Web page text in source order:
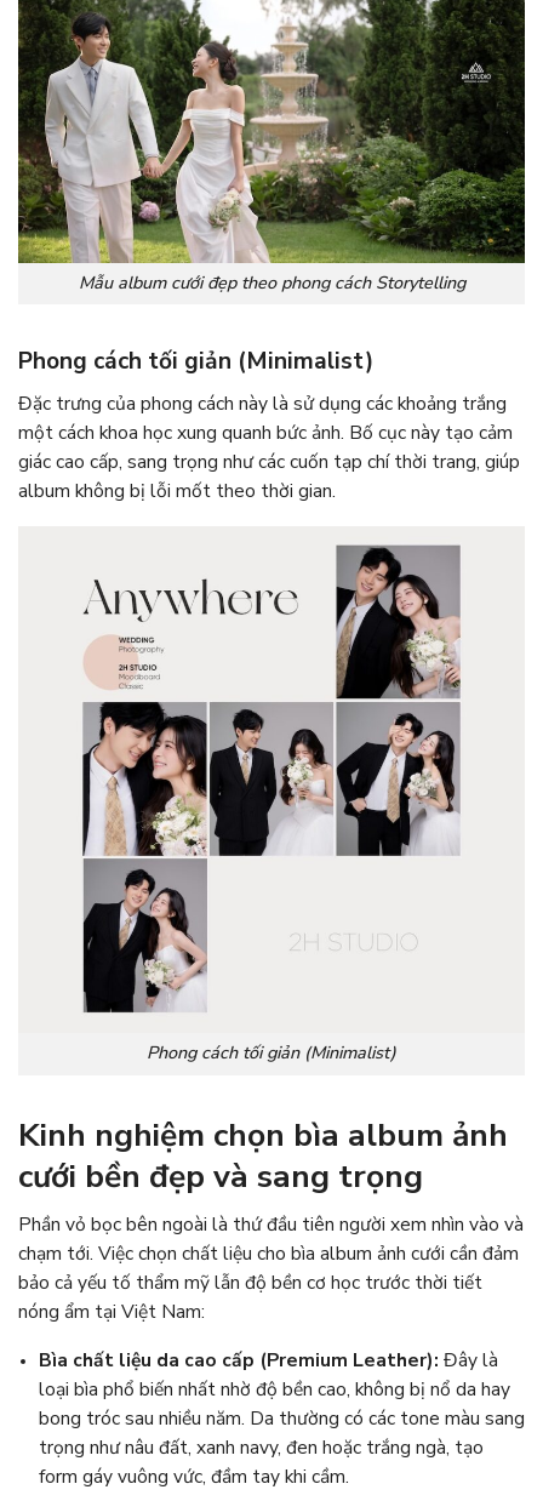
Mẫu album cưới đẹp theo phong cách Storytelling
Phong cách tối giản (Minimalist)
Đặc trưng của phong cách này là sử dụng các khoảng trắng
một cách khoa học xung quanh bức ảnh. Bố cục này tạo cảm
giác cao cấp, sang trọng như các cuốn tạp chí thời trang, giúp
album không bị lỗi mốt theo thời gian.
Phong cách tối giản (Minimalist)
Kinh nghiệm chọn bìa album ảnh
cưới bền đẹp và sang trọng
Phần vỏ bọc bên ngoài là thứ đầu tiên người xem nhìn vào và
chạm tới. Việc chọn chất liệu cho bìa album ảnh cưới cần đảm
bảo cả yếu tố thẩm mỹ lẫn độ bền cơ học trước thời tiết
nóng ẩm tại Việt Nam:
Bìa chất liệu da cao cấp (Premium Leather): Đây là
loại bìa phổ biến nhất nhờ độ bền cao, không bị nổ da hay
bong tróc sau nhiều năm. Da thường có các tone màu sang
trọng như nâu đất, xanh navy, đen hoặc trắng ngà, tạo
form gáy vuông vức, đầm tay khi cầm.